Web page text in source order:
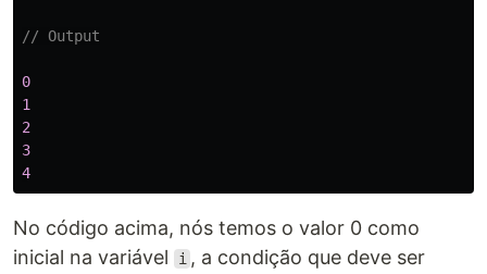
// Output
0
1
2
3
4
No código acima, nós temos o valor 0 como
inicial na variável
i , a condição que deve ser